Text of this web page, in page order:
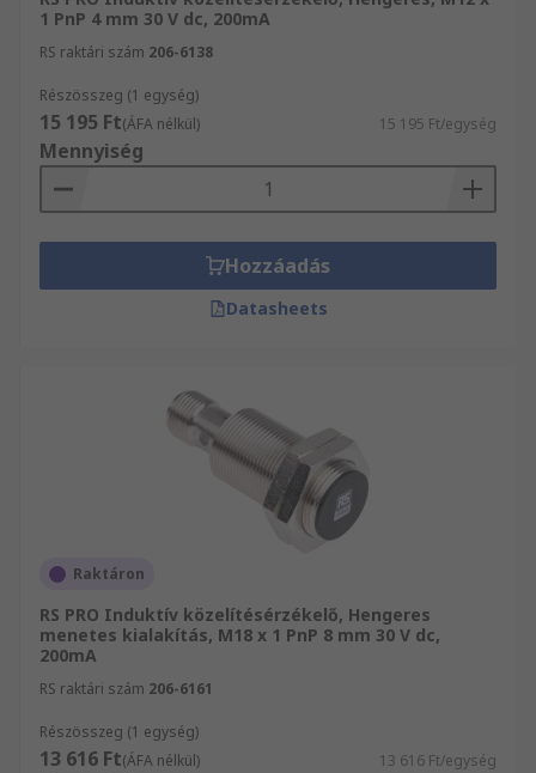
1 PnP 4 mm 30 V dc, 200mA
RS raktári szám 206-6138
Részösszeg (1 egység)
15 195 Ft(ÁFA nélkül) 15 195 Ft/egység
Mennyiség
Hozzáadás
Datasheets
Raktáron
RS PRO Induktív közelítésérzékelő, Hengeres
menetes kialakítás, M18 x 1 PnP 8 mm 30 V dc,
200mA
RS raktári szám 206-6161
Részösszeg (1 egység)
13 616 Ft(ÁFA nélkül) 13 616 Ft/egység